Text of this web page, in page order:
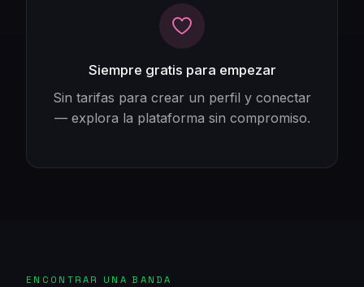
Siempre gratis para empezar
Sin tarifas para crear un perfil y conectar
— explora la plataforma sin compromiso.
ENCONTRAR UNA BANDA